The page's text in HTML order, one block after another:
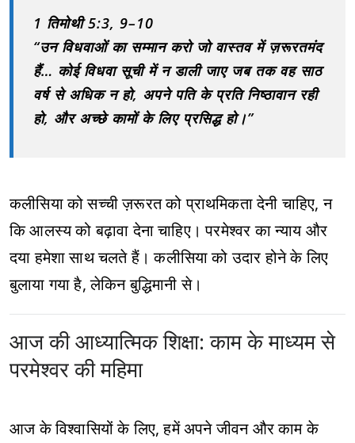
1 तिमोथी 5:3, 9–10
“उन विधवाओं का सम्मान करो जो वास्तव में ज़रूरतमंद
हैं… कोई विधवा सूची में न डाली जाए जब तक वह साठ
वर्ष से अधिक न हो, अपने पति के प्रति निष्ठावान रही
हो, और अच्छे कामों के लिए प्रसिद्ध हो।”
कलीसिया को सच्ची ज़रूरत को प्राथमिकता देनी चाहिए, न
कि आलस्य को बढ़ावा देना चाहिए। परमेश्वर का न्याय और
दया हमेशा साथ चलते हैं। कलीसिया को उदार होने के लिए
बुलाया गया है, लेकिन बुद्धिमानी से।
आज की आध्यात्मिक शिक्षा: काम के माध्यम से
परमेश्वर की महिमा
आज के विश्वासियों के लिए, हमें अपने जीवन और काम के